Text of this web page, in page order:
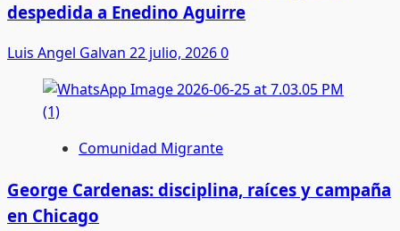
despedida a Enedino Aguirre
Luis Angel Galvan 22 julio, 20260
Comunidad Migrante
George Cardenas: disciplina, raíces y campaña
en Chicago